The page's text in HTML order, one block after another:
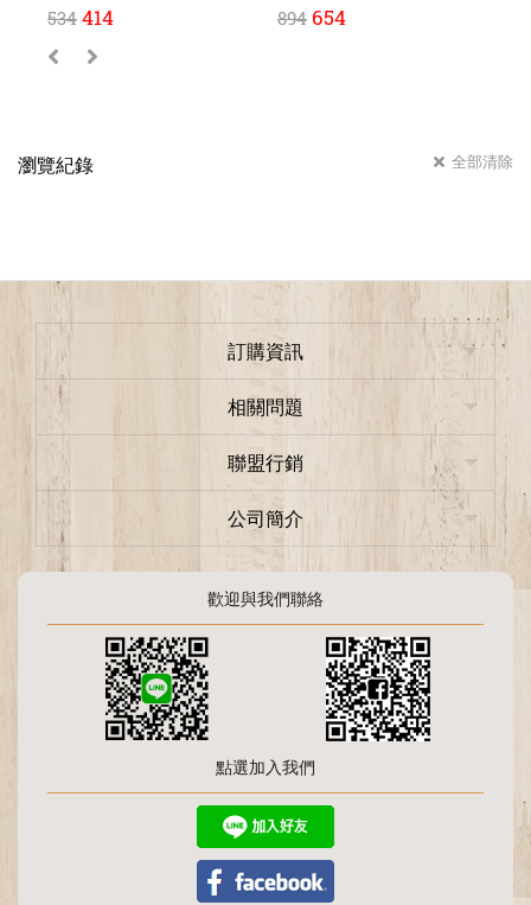
534 414
894 654
瀏覽紀錄 全部清除
訂購資訊
相關問題
聯盟行銷
公司簡介
歡迎與我們聯絡
點選加入我們